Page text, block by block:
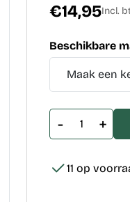
€14,95Incl.
Beschikbare
- +
11 op